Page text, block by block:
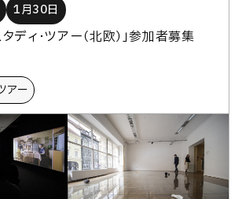
ディ・ツアー（北欧）」参加者募集
1月30日
アー